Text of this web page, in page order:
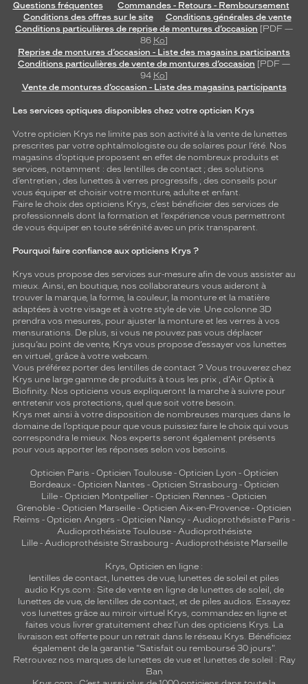
Questions fréquentes
Commandes - Retours - Remboursement
Conditions des offres sur le site
Conditions générales de vente
Conditions particulières de reprise de montures d’occasion [PDF —
86 Ko]
Reprise de montures d’occasion - Liste des magasins participants
Conditions particulières de vente de montures d’occasion [PDF —
94 Ko]
Vente de montures d’occasion - Liste des magasins participants
Les services optiques disponibles chez votre opticien Krys
Votre opticien Krys ne limite pas son activité à la vente de lunettes
prescrites par votre ophtalmologiste ou de solaires pour l’été. Nos
magasins d’optique proposent en effet de nombreux produits et
services, notamment : des lentilles de contact ; des solutions
d’entretien ; des lunettes à verres progressifs ; des conseils pour
vous équiper et choisir votre monture, adulte et enfant.
Faire le choix des opticiens Krys, c’est bénéficier des services de
professionnels dont la formation et l’expérience vous permettront
de vous équiper en toute sérénité avec un prix transparent.
Pourquoi faire confiance aux opticiens Krys ?
Krys vous propose des services sur-mesure afin de vous assister au
mieux. Ainsi, en boutique, nos collaborateurs vous aideront à
trouver la marque, la forme, la couleur, la monture et la matière
adaptées à votre visage et à votre style de vie. Une colonne 3D
prendra vos mesures, pour ajuster la monture et les verres à vos
mensurations. De plus, si vous ne pouvez pas vous déplacer
jusqu’au point de vente, Krys vous propose d’essayer vos lunettes
en virtuel, grâce à votre webcam.
Vous préférez porter des lentilles de contact ? Vous trouverez chez
Krys une large gamme de produits à tous les prix , d’Air Optix à
Biofinity. Nos opticiens vous expliqueront la marche à suivre pour
entretenir vos protections, quel que soit votre besoin.
Krys met ainsi à votre disposition de nombreuses marques dans le
domaine de l’optique pour que vous puissiez faire le choix qui vous
correspondra le mieux. Nos experts seront également présents
pour vous apporter les réponses selon vos besoins.
Opticien Paris - Opticien Toulouse- Opticien Lyon - Opticien
Bordeaux- Opticien Nantes - Opticien Strasbourg - Opticien
Lille - Opticien Montpellier - Opticien Rennes - Opticien
Grenoble - Opticien Marseille - Opticien Aix-en-Provence - Opticien
Reims - Opticien Angers - Opticien Nancy - Audioprothésiste Paris -
Audioprothésiste Toulouse- Audioprothésiste
Lille- Audioprothésiste Strasbourg - Audioprothésiste Marseille
Krys, Opticien en ligne :
lentilles de contact, lunettes de vue, lunettes de soleil et piles
audio Krys.com : Site de vente en ligne de lunettes de soleil, de
lunettes de vue, de lentilles de contact, et de piles audios. Essayez
vos lunettes grâce au miroir virtuel Krys, commandez en ligne et
faites vous livrer gratuitement chez l'un des opticiens Krys. La
livraison est offerte pour un retrait dans le réseau Krys. Bénéficiez
également de la garantie "Satisfait ou remboursé 30 jours".
Retrouvez nos marques de lunettes de vue et lunettes de soleil : Ray
Ban